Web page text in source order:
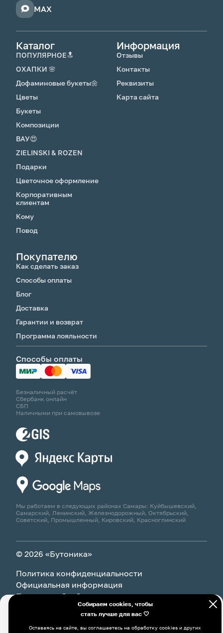
18 005 ₽
MAX
Каталог
ПОПУЛЯРНОЕ🔝
ОХАПКИ 🌸
Дофаминовые букеты🌼
Цветы
Букеты
Композиции
ВАУ😍
ZIELINSKI & ROZEN
Подарки
Цветочное оформление
Корпоративным
клиентам
Кому
Повод
Информация
Отзывы
Контакты
Реквизиты
Карта сайта
Покупателю
Как сделать заказ
Способы оплаты
Блог
Доставка
Гарантии и возврат
Программа лояльности
Способы оплаты
Безналичный расчёт
Сбербанк онлайн
СБП
Наличными при самовывозе
Мы работаем в следующих районах Самары: Куйбышевский,
Самарский, Ленинский, Железнодорожный, Октябрьский,
Советский, Промышленный, Кировский, Красноглинский
© 2026 «Бутоника»
Политика конфиденциальности
Официальная информация
Политика обработки персональных данных
Оставаясь на сайте, вы соглашаетесь на обработку cookies и
использованием системы Яндекс Метрика, в соответствии с
Собираем cookies, чтобы
стать лучше для вас 🤍
Оставаясь на сайте, вы соглашаетесь на обработку cookies и других